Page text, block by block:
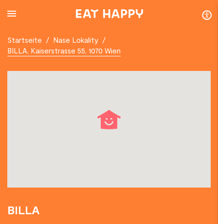
TO
Startseite / Nase Lokality /
BILLA, Kaiserstrasse 55, 1070 Wien
BILLA